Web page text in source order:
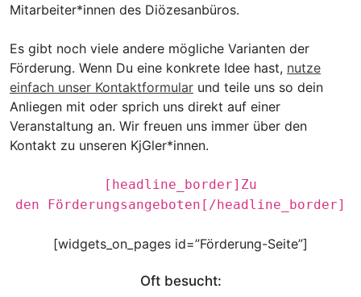
Mitarbeiter*innen des Diözesanbüros.
Es gibt noch viele andere mögliche Varianten der
Förderung. Wenn Du eine konkrete Idee hast, nutze
einfach unser Kontaktformular und teile uns so dein
Anliegen mit oder sprich uns direkt auf einer
Veranstaltung an. Wir freuen uns immer über den
Kontakt zu unseren KjGler*innen.
[headline_border]Zu
den Förderungsangeboten[/headline_border]
[widgets_on_pages id=”Förderung-Seite”]
Oft besucht: